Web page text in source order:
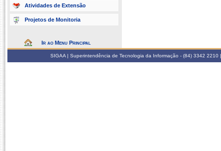
Atividades de Extensão
Projetos de Monitoria
Ir ao Menu Principal
SIGAA | Superintendência de Tecnologia da Informação - (84) 3342